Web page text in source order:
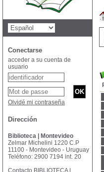
Conectarse
acceder a su cuenta de
usuario
Olvidé mi contraseña
Dirección
Biblioteca | Montevideo
Zelmar Michelini 1220 C.P
11100 - Montevideo - Uruguay
Teléfono: 2900 7194 int. 20
Contacto BIBLIOTECA |